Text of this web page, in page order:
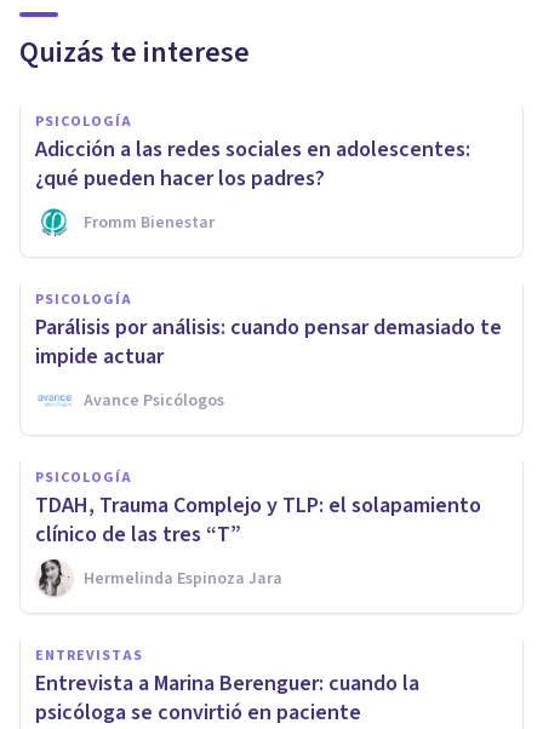
Quizás te interese
PSICOLOGÍA
Adicción a las redes sociales en adolescentes:
¿qué pueden hacer los padres?
Fromm Bienestar
PSICOLOGÍA
Parálisis por análisis: cuando pensar demasiado te
impide actuar
Avance Psicólogos
PSICOLOGÍA
TDAH, Trauma Complejo y TLP: el solapamiento
clínico de las tres “T”
Hermelinda Espinoza Jara
ENTREVISTAS
Entrevista a Marina Berenguer: cuando la
psicóloga se convirtió en paciente